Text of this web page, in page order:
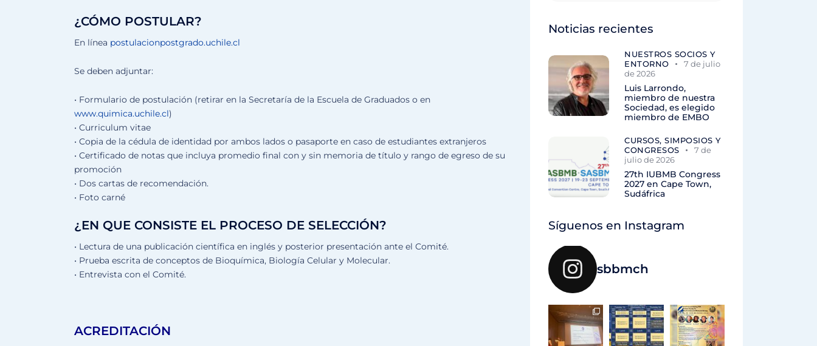
¿CÓMO POSTULAR?
En línea postulacionpostgrado.uchile.cl
Se deben adjuntar:
• Formulario de postulación (retirar en la Secretaría de la Escuela de Graduados o en
www.quimica.uchile.cl)
• Curriculum vitae
• Copia de la cédula de identidad por ambos lados o pasaporte en caso de estudiantes extranjeros
• Certificado de notas que incluya promedio final con y sin memoria de título y rango de egreso de su
promoción
• Dos cartas de recomendación.
• Foto carné
¿EN QUE CONSISTE EL PROCESO DE SELECCIÓN?
• Lectura de una publicación científica en inglés y posterior presentación ante el Comité.
• Prueba escrita de conceptos de Bioquímica, Biología Celular y Molecular.
• Entrevista con el Comité.
ACREDITACIÓN
Noticias recientes
NUESTROS SOCIOS Y
ENTORNO
7 de julio
de 2026
Luis Larrondo,
miembro de nuestra
Sociedad, es elegido
miembro de EMBO
CURSOS, SIMPOSIOS Y
CONGRESOS
7 de
julio de 2026
27th IUBMB Congress
2027 en Cape Town,
Sudáfrica
Síguenos en Instagram
sbbmch